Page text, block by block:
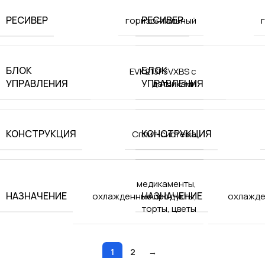
РЕСИВЕР горизонтальный
БЛОК
УПРАВЛЕНИЯ
EVK213P3VXBS с
датчиками
КОНСТРУКЦИЯ Сплит-система
НАЗНАЧЕНИЕ
медикаменты,
охлажденные продукты,
торты, цветы
РЕСИВЕР
БЛОК
УПРАВЛЕНИЯ
КОНСТРУКЦИЯ
НАЗНАЧЕНИЕ
1 2 →